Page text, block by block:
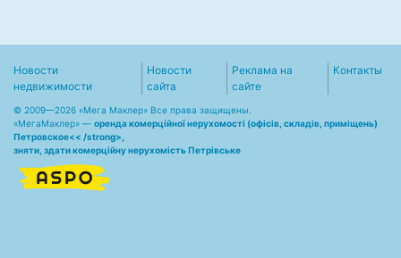
Новости
недвижимости
Новости
сайта
Реклама на
сайте
Контакты
© 2009—2026 «Мега Маклер» Все права защищены.
«МегаМаклер» — оренда комерційної нерухомості (офісів, складів, приміщень)
Петровское<< /strong>,
зняти, здати комерційну нерухомість Петрівське